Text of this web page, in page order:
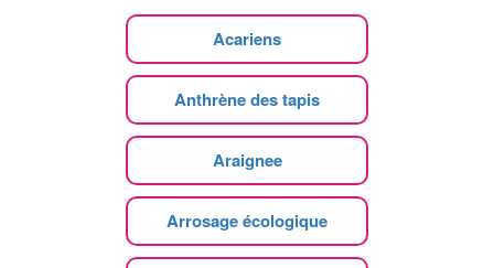
Acariens
Anthrène des tapis
Araignee
Arrosage écologique